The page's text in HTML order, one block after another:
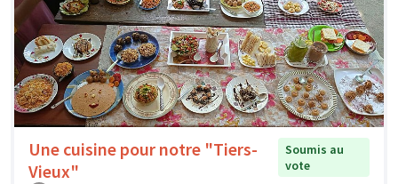
Une cuisine pour notre "Tiers-
Vieux"
Soumis au
vote